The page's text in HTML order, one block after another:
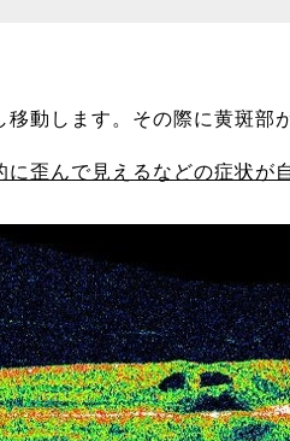
動します。その際に黄斑部
歪んで見えるなどの症状が